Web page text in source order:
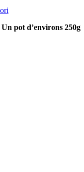
Un pot d’environs 250g